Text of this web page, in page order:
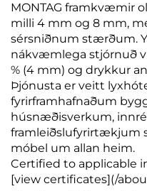
MONTAG framkvæmir
milli 4 mm og 8 mm,
sérsniðnum stærðum.
nákvæmlega stjórnuð
% (4 mm) og drykkur
Þjónusta er veitt
fyrirframhafnaðum
húsnæðisverkum,
framleiðslufyrirtækjum
móbel um allan heim.
Certified to applicable
[view certificates](/